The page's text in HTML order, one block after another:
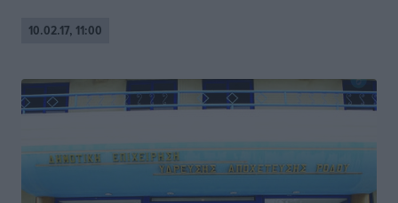
10.02.17, 11:00